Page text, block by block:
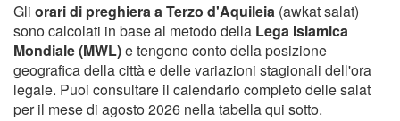
Gli orari di preghiera a Terzo d'Aquileia (awkat salat)
sono calcolati in base al metodo della Lega Islamica
Mondiale (MWL)e tengono conto della posizione
geografica della città e delle variazioni stagionali dell'ora
legale. Puoi consultare il calendario completo delle salat
per il mese di agosto 2026 nella tabella qui sotto.